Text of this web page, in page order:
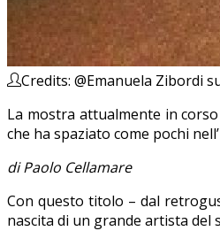
Credits: @Emanuela Zibordi
La mostra attualmente in
che ha spaziato come pochi
di Paolo Cellamare
Con questo titolo – dal
nascita di un grande artista